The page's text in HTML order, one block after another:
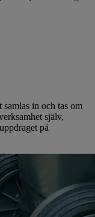
in och tas om
själv,
på